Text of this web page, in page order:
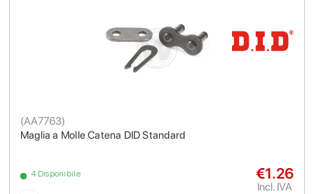
Maglia a Molle Catena DID Standard
(AA7763)
4 Disponibile €1.26
Incl. IVA